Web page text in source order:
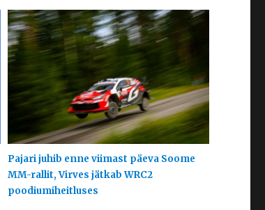
Pajari juhib enne viimast päeva Soome
MM-rallit, Virves jätkab WRC2
poodiumiheitluses